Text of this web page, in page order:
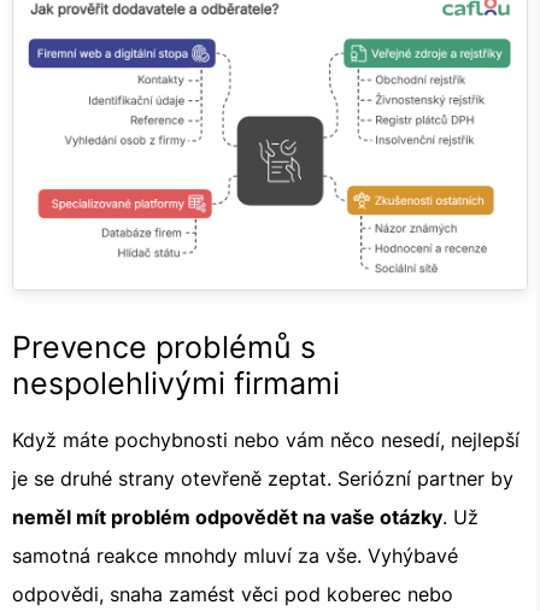
Prevence problémů s
nespolehlivými firmami
Když máte pochybnosti nebo vám něco nesedí, nejlepší
je se druhé strany otevřeně zeptat. Seriózní partner by
neměl mít problém odpovědět na vaše otázky. Už
samotná reakce mnohdy mluví za vše. Vyhýbavé
odpovědi, snaha zamést věci pod koberec nebo